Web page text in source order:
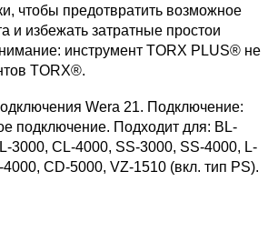
чтобы предотвратить возможное
и избежать затратные простои
инструмент TORX PLUS® не
TORX®.
Wera 21. Подключение:
подключение. Подходит для: BL-
3000, CL-4000, SS-3000, SS-4000, L-
CD-5000, VZ-1510 (вкл. тип PS).